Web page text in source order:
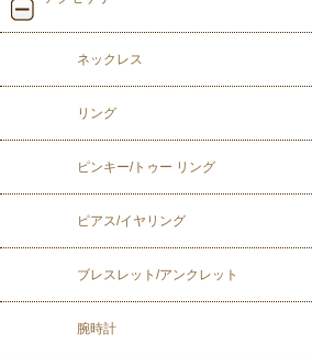
ネックレス
リング
ピンキー/トゥー リング
ピアス/イヤリング
ブレスレット/アンクレット
腕時計